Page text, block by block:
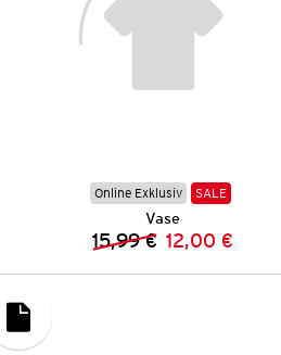
Online Exklusiv SALE
Vase
Vorheriger
15,99 € Neuer Preis:
12,00 €